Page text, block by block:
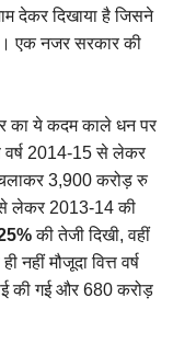
देकर दिखाया है जिसने
एक नजर सरकार की
का ये कदम काले धन पर
वर्ष 2014-15 से लेकर
3,900 करोड़ रु
से लेकर 2013-14 की
की तेजी दिखी, वहीं
नहीं मौजूदा वित्त वर्ष
की गई और 680 करोड़